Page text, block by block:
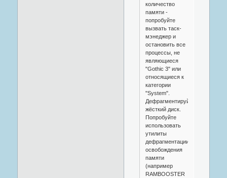
количество
памяти -
попробуйте
вызвать таск-
мэнеджер и
остановить все
процессы, не
являющиеся
"Gothic 3" или
относящиеся к
категории
"System".
Дефрагментируйте
жёсткий диск.
Попробуйте
использовать
утилиты
дефрагментации/
освобождения
памяти
(например
RAMBOOSTER